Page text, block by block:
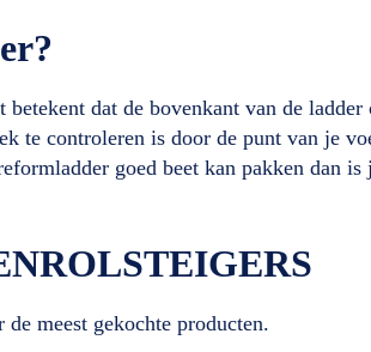
dat de bovenkant van de ladder
te controleren is door de punt van je
goed beet kan pakken dan
meest gekochte producten.